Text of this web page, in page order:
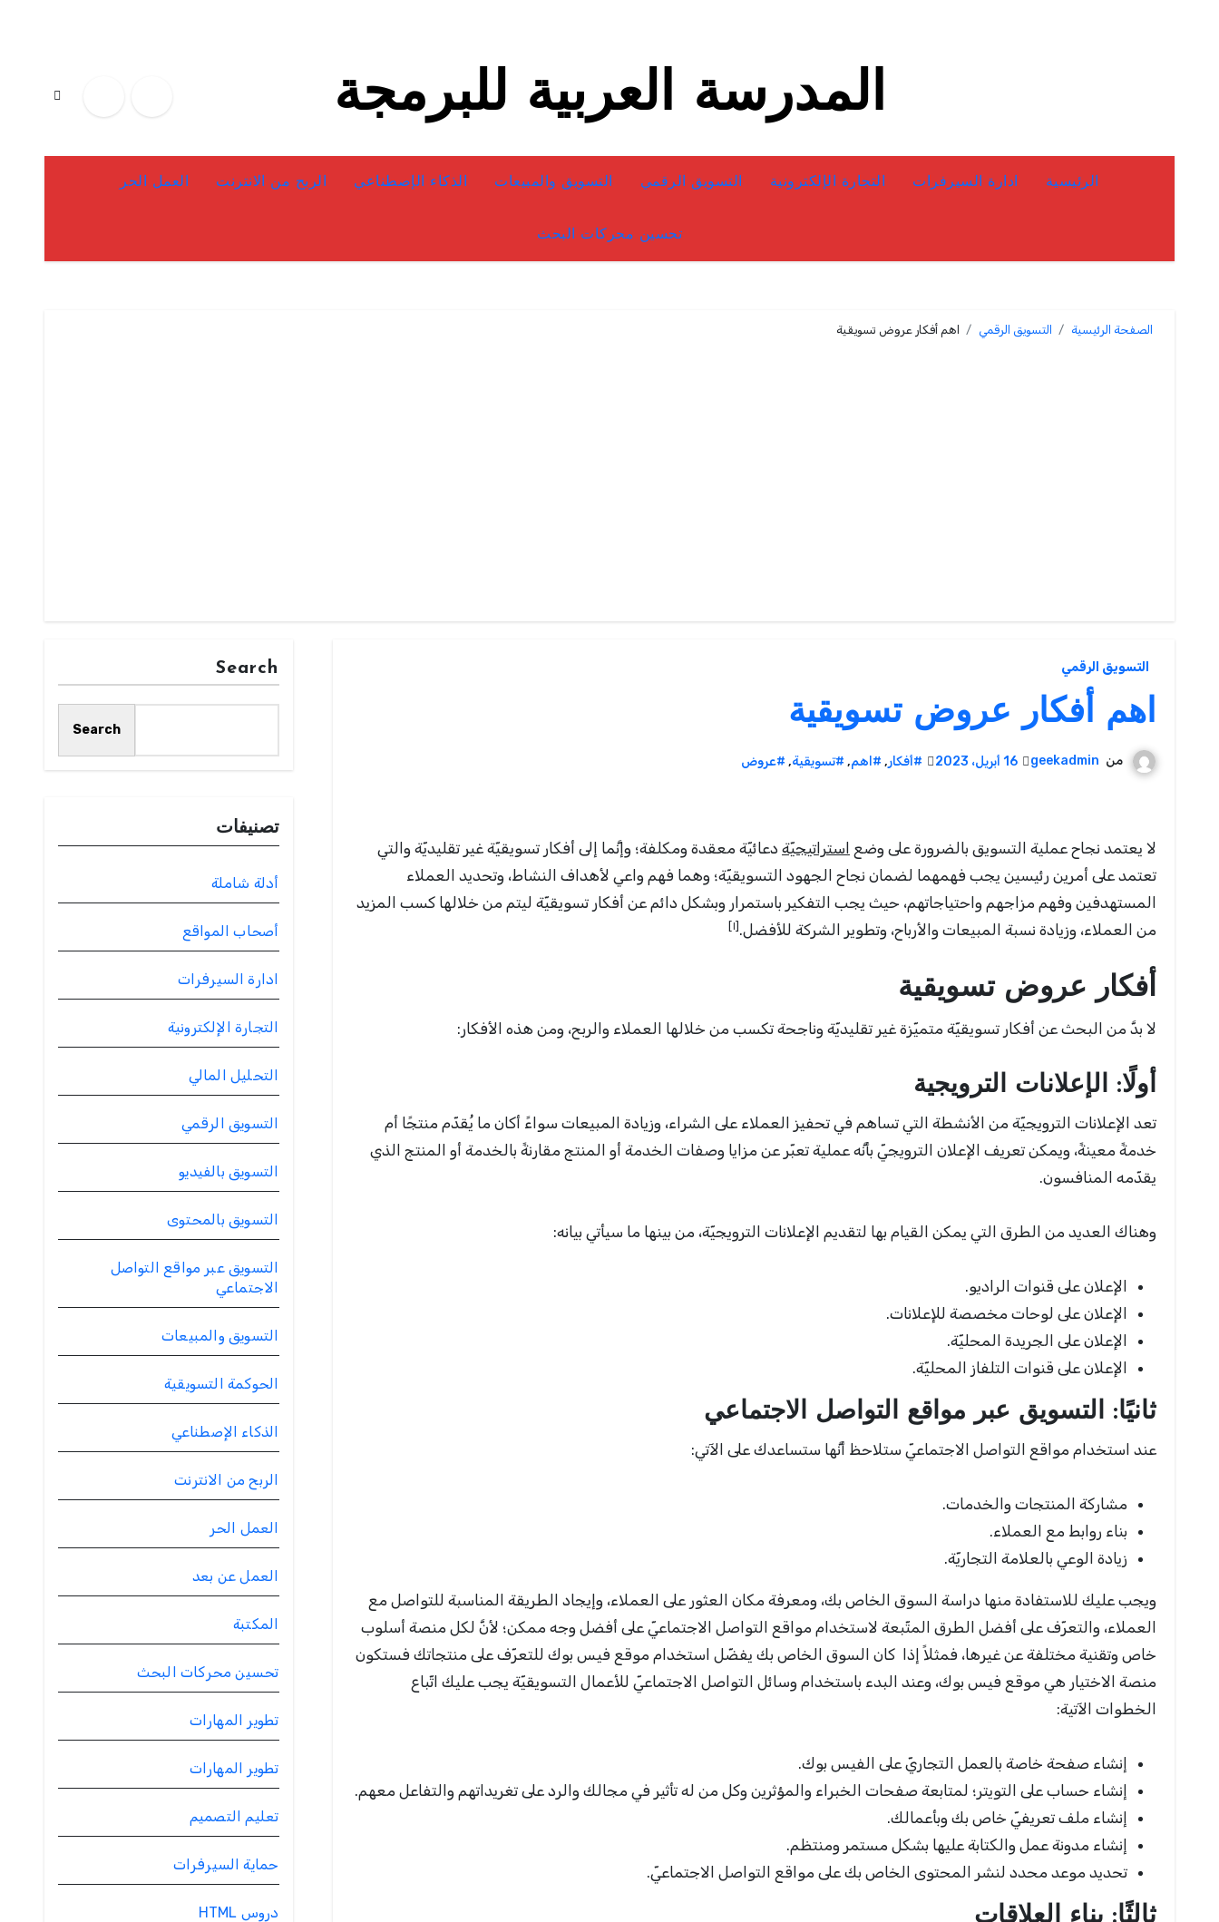
المدرسة العربية للبرمجة
الرئيسية ادارة السيرفرات التجارة الإلكترونية التسويق الرقمي التسويق والمبيعات الذكاء الإصطناعي الربح من الانترنت العمل الحر
تحسين محركات البحث
الصفحة الرئيسية التسويق الرقمي اهم أفكار عروض تسويقية
التسويق الرقمي
اهم أفكار عروض تسويقية
من geekadmin 16 أبريل، 2023 #أفكار, #اهم, #تسويقية, #عروض
لا يعتمد نجاح عملية التسويق بالضرورة على وضع استراتيجيّة دعائيّة معقدة ومكلفة؛ وإنَّما إلى أفكار تسويقيّة غير تقليديّة والتي
تعتمد على أمرين رئيسين يجب فهمهما لضمان نجاح الجهود التسويقيّة؛ وهما فهم واعي لأهداف النشاط، وتحديد العملاء
المستهدفين وفهم مزاجهم واحتياجاتهم، حيث يجب التفكير باستمرار وبشكل دائم عن أفكار تسويقيّة ليتم من خلالها كسب المزيد
من العملاء، وزيادة نسبة المبيعات والأرباح، وتطوير الشركة للأفضل.[١]
أفكار عروض تسويقية
لا بدَّ من البحث عن أفكار تسويقيّة متميّزة غير تقليديّة وناجحة تكسب من خلالها العملاء والربح، ومن هذه الأفكار:
أولًا: الإعلانات الترويجية
تعد الإعلانات الترويجيّة من الأنشطة التي تساهم في تحفيز العملاء على الشراء، وزيادة المبيعات سواءً أكان ما يُقدّم منتجًا أم
خدمةً معينةً، ويمكن تعريف الإعلان الترويجيّ بأنَّه عملية تعبّر عن مزايا وصفات الخدمة أو المنتج مقارنةً بالخدمة أو المنتج الذي
يقدّمه المنافسون.
وهناك العديد من الطرق التي يمكن القيام بها لتقديم الإعلانات الترويجيّة، من بينها ما سيأتي بيانه:
الإعلان على قنوات الراديو.
الإعلان على لوحات مخصصة للإعلانات.
الإعلان على الجريدة المحليّة.
الإعلان على قنوات التلفاز المحليّة.
ثانيًا: التسويق عبر مواقع التواصل الاجتماعي
عند استخدام مواقع التواصل الاجتماعيّ ستلاحظ أنَّها ستساعدك على الآتي:
مشاركة المنتجات والخدمات.
بناء روابط مع العملاء.
زيادة الوعي بالعلامة التجاريّة.
ويجب عليك للاستفادة منها دراسة السوق الخاص بك، ومعرفة مكان العثور على العملاء، وإيجاد الطريقة المناسبة للتواصل مع
العملاء، والتعرّف على أفضل الطرق المتّبعة لاستخدام مواقع التواصل الاجتماعيّ على أفضل وجه ممكن؛ لأنَّ لكل منصة أسلوب
خاص وتقنية مختلفة عن غيرها، فمثلاً إذا كان السوق الخاص بك يفضّل استخدام موقع فيس بوك للتعرّف على منتجاتك فستكون
منصة الاختيار هي موقع فيس بوك، وعند البدء باستخدام وسائل التواصل الاجتماعيّ للأعمال التسويقيّة يجب عليك اتّباع
الخطوات الآتية:
إنشاء صفحة خاصة بالعمل التجاريّ على الفيس بوك.
إنشاء حساب على التويتر؛ لمتابعة صفحات الخبراء والمؤثرين وكل من له تأثير في مجالك والرد على تغريداتهم والتفاعل معهم.
إنشاء ملف تعريفيّ خاص بك وبأعمالك.
إنشاء مدونة عمل والكتابة عليها بشكل مستمر ومنتظم.
تحديد موعد محدد لنشر المحتوى الخاص بك على مواقع التواصل الاجتماعيّ.
ثالثًا: بناء العلاقات
Search
Search
تصنيفات
أدلة شاملة
أصحاب المواقع
ادارة السيرفرات
التجارة الإلكترونية
التحليل المالي
التسويق الرقمي
التسويق بالفيديو
التسويق بالمحتوى
التسويق عبر مواقع التواصل
الاجتماعي
التسويق والمبيعات
الحوكمة التسويقية
الذكاء الإصطناعي
الربح من الانترنت
العمل الحر
العمل عن بعد
المكتبة
تحسين محركات البحث
تطوير المهارات
تطوير المهارات
تعليم التصميم
حماية السيرفرات
دروس HTML